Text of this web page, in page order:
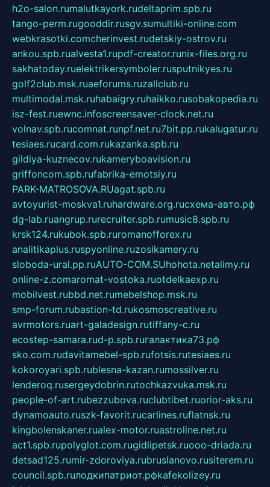
h2o-salon.rumalutkayork.rudeltaprim.spb.ru
tango-perm.rugooddir.rusgv.sumultiki-online.com
webkrasotki.comcherinvest.rudetskiy-ostrov.ru
ankou.spb.rualvesta1.rupdf-creator.runix-files.org.ru
sakhatoday.ruelektrikersymboler.rusputnikyes.ru
golf2club.msk.ruaeforums.ruzallclub.ru
multimodal.msk.ruhabaigry.ruhaikko.rusobakopedia.ru
isz-fest.ruewnc.infoscreensaver-clock.net.ru
volnav.spb.rucomnat.runpf.net.ru7bit.pp.rukalugatur.ru
tesiaes.rucard.com.rukazanka.spb.ru
gildiya-kuznecov.rukameryboavision.ru
griffoncom.spb.rufabrika-emotsiy.ru
PARK-MATROSOVA.RUagat.spb.ru
avtoyurist-moskva1.ruhardware.org.ruсхема-авто.рф
dg-lab.ruangrup.rurecruiter.spb.rumusic8.spb.ru
krsk124.rukubok.spb.ruromanofforex.ru
analitikaplus.ruspyonline.ruzosikamery.ru
sloboda-ural.pp.ruAUTO-COM.SUhohota.netalimy.ru
online-z.comaromat-vostoka.ruotdelkaexp.ru
mobilvest.rubbd.net.rumebelshop.msk.ru
smp-forum.rubastion-td.rukosmoscreative.ru
avrmotors.ruart-galadesign.rutiffany-c.ru
ecostep-samara.rud-p.spb.ruгалактика73.рф
sko.com.rudavitamebel-spb.rufotsis.rutesiaes.ru
kokoroyari.spb.rublesna-kazan.rumossilver.ru
lenderoq.rusergeydobrin.rutochkazvuka.msk.ru
people-of-art.rubezzubova.ruclubtibet.ruorior-aks.ru
dynamoauto.ruszk-favorit.rucarlines.ruflatnsk.ru
kingbolenskaner.rualex-motor.ruastroline.net.ru
act1.spb.rupolyglot.com.rugidlipetsk.ruooo-driada.ru
detsad125.rumir-zdoroviya.rubruslanovo.rusiterem.ru
council.spb.ruлодкипатриот.рфkafekolizey.ru